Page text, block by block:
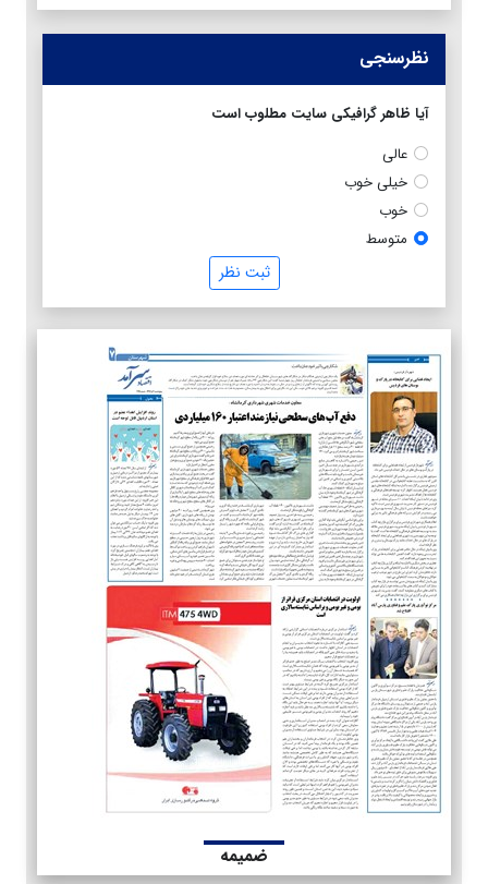
نظرسنجی
آیا ظاهر گرافیکی سایت مطلوب است
عالی
خیلی خوب
خوب
متوسط
ثبت نظر
ضمیمه